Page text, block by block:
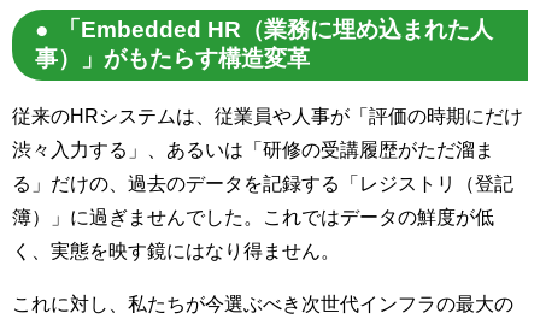
「Embedded HR（業務に埋め込まれた人
事）」がもたらす構造変革
従来のHRシステムは、従業員や人事が「評価の時期にだけ
渋々入力する」、あるいは「研修の受講履歴がただ溜ま
る」だけの、過去のデータを記録する「レジストリ（登記
簿）」に過ぎませんでした。これではデータの鮮度が低
く、実態を映す鏡にはなり得ません。
これに対し、私たちが今選ぶべき次世代インフラの最大の